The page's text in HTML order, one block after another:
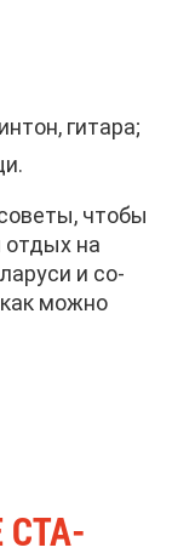
ги­та­ра;
что­бы
от­дых на
и со­
мож­но
СТА­